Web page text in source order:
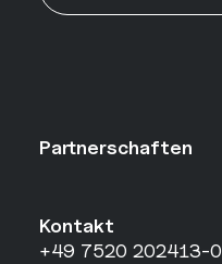
Partnerschaften
Kontakt
+49 7520 202413-0